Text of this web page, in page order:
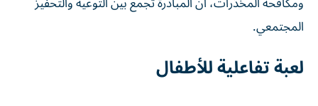
المجتمعي.
لعبة تفاعلية للأطفال